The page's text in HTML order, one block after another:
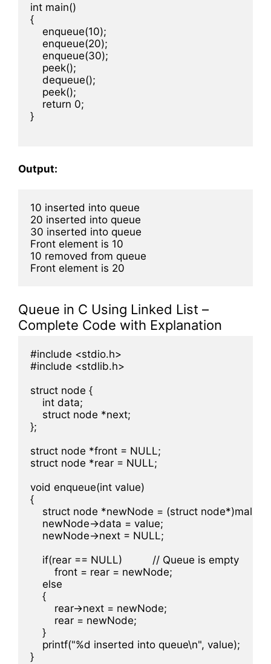
int main()
{
    enqueue(10);
    enqueue(20);
    enqueue(30);
    peek();
    dequeue();
    peek();
    return 0;
}
Output:
10 inserted into queue
20 inserted into queue
30 inserted into queue
Front element is 10
10 removed from queue
Queue in C Using Linked List –
Complete Code with Explanation
#include <stdio.h>
#include <stdlib.h>
struct node {
    int data;
    struct node *next;
};
struct node *front = NULL;
struct node *rear = NULL;
void enqueue(int value)
{
struct node *newNode = (struct
    newNode->data = value;
    newNode->next = NULL;
    if(rear == NULL)          // Queue is empty
        front = rear = newNode;
    else
    {
        rear->next = newNode;
        rear = newNode;
    }
    printf("%d inserted into queue\n", value);
}